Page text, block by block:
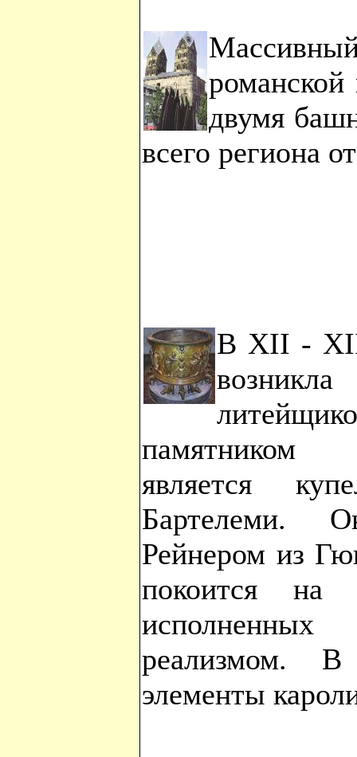
двумя
всего региона
В XII -
памятником
является
Бартелеми.
Рейнером из
покоится на
реализмом. В
элементы